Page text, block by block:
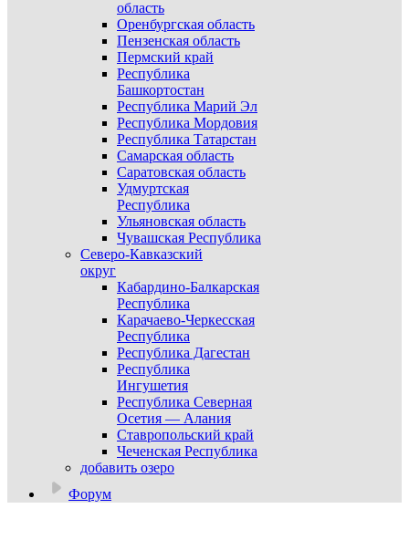
область
Оренбургская область
Пензенская область
Пермский край
Республика
Башкортостан
Республика Марий Эл
Республика Мордовия
Республика Татарстан
Самарская область
Саратовская область
Удмуртская
Республика
Ульяновская область
Чувашская Республика
Северо-Кавказский
округ
Кабардино-Балкарская
Республика
Карачаево-Черкесская
Республика
Республика Дагестан
Республика
Ингушетия
Республика Северная
Осетия — Алания
Ставропольский край
Чеченская Республика
добавить озеро
Форум